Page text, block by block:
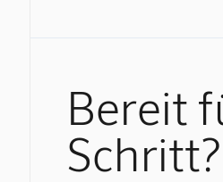
Bereit
Schritt?